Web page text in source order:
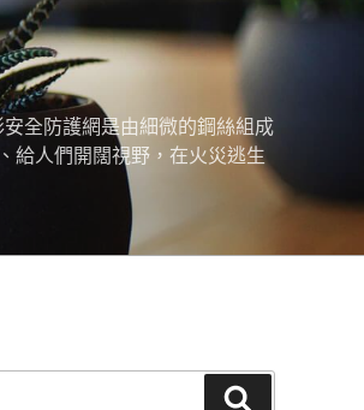
全防護網是由細微的鋼絲組成
給人們開闊視野，在火災逃生